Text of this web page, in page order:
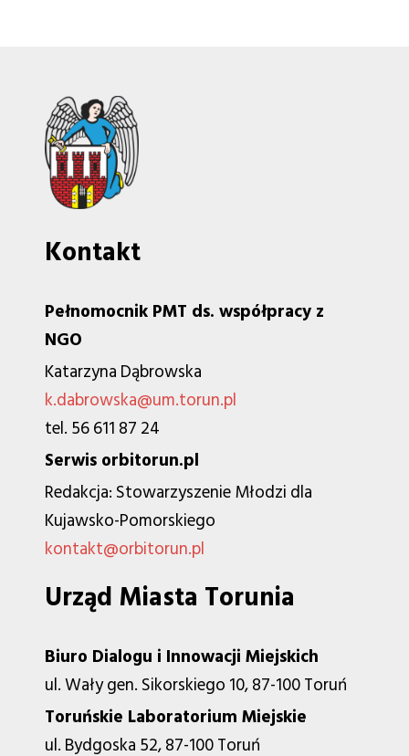
Kontakt
Pełnomocnik PMT ds. współpracy z
NGO
Katarzyna Dąbrowska
k.dabrowska@um.torun.pl
tel. 56 611 87 24
Serwis orbitorun.pl
Redakcja: Stowarzyszenie Młodzi dla
Kujawsko-Pomorskiego
kontakt@orbitorun.pl
Urząd Miasta Torunia
Biuro Dialogu i Innowacji Miejskich
ul. Wały gen. Sikorskiego 10, 87-100 Toruń
Toruńskie Laboratorium Miejskie
ul. Bydgoska 52, 87-100 Toruń